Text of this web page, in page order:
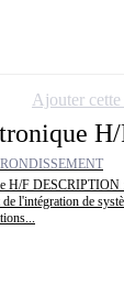
H/F DESCRIPTION
l'intégration de
Ajouter